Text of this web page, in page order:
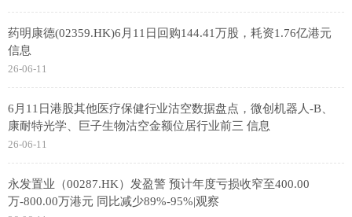
药明康德(02359.HK)6月11日回购144.41万股，耗资1.76亿港元
信息
26-06-11
6月11日港股其他医疗保健行业沽空数据盘点，微创机器人-B、
康耐特光学、巨子生物沽空金额位居行业前三 信息
26-06-11
永发置业（00287.HK）发盈警 预计年度亏损收窄至400.00
万-800.00万港元 同比减少89%-95%|观察